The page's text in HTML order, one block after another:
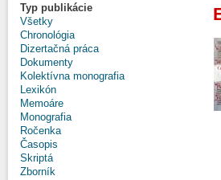
Typ publikácie
Všetky
Chronológia
Dizertačná práca
Dokumenty
Kolektívna monografia
Lexikón
Memoáre
Monografia
Ročenka
Časopis
Skriptá
Zborník